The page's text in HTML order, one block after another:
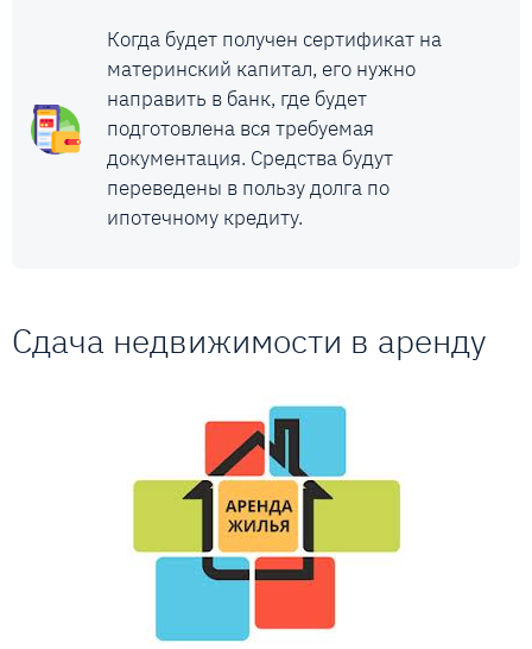
Когда будет получен сертификат на
материнский капитал, его нужно
направить в банк, где будет
подготовлена вся требуемая
документация. Средства будут
переведены в пользу долга по
ипотечному кредиту.
Сдача недвижимости в аренду